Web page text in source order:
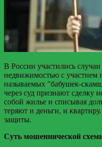
В России участились
недвижимостью с участием
называемых "бабушек-
через суд признают сделку
собой жилье и списывая
теряют и деньги, и
защиты.
Суть мошеннической